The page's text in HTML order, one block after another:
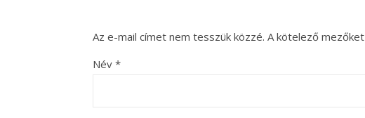
Az e-mail címet nem tesszük közzé. A kötelező mezőket
Név *